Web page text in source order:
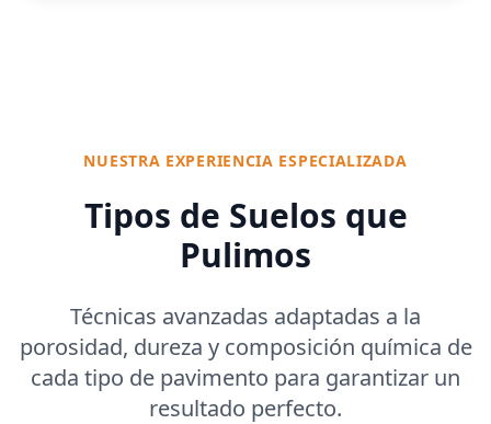
NUESTRA EXPERIENCIA ESPECIALIZADA
Tipos de Suelos que
Pulimos
Técnicas avanzadas adaptadas a la
porosidad, dureza y composición química de
cada tipo de pavimento para garantizar un
resultado perfecto.